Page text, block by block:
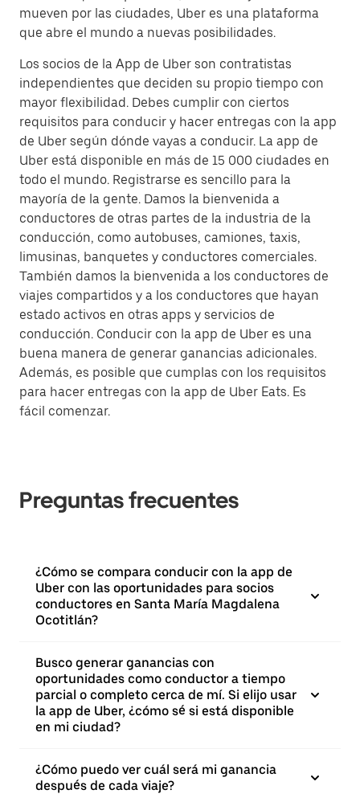
mueven por las ciudades, Uber es una plataforma
que abre el mundo a nuevas posibilidades.
Los socios de la App de Uber son contratistas
independientes que deciden su propio tiempo con
mayor flexibilidad. Debes cumplir con ciertos
requisitos para conducir y hacer entregas con la app
de Uber según dónde vayas a conducir. La app de
Uber está disponible en más de 15 000 ciudades en
todo el mundo. Registrarse es sencillo para la
mayoría de la gente. Damos la bienvenida a
conductores de otras partes de la industria de la
conducción, como autobuses, camiones, taxis,
limusinas, banquetes y conductores comerciales.
También damos la bienvenida a los conductores de
viajes compartidos y a los conductores que hayan
estado activos en otras apps y servicios de
conducción. Conducir con la app de Uber es una
buena manera de generar ganancias adicionales.
Además, es posible que cumplas con los requisitos
para hacer entregas con la app de Uber Eats. Es
fácil comenzar.
Preguntas frecuentes
¿Cómo se compara conducir con la app de
Uber con las oportunidades para socios
conductores en Santa María Magdalena
Ocotitlán?
Busco generar ganancias con
oportunidades como conductor a tiempo
parcial o completo cerca de mí. Si elijo usar
la app de Uber, ¿cómo sé si está disponible
en mi ciudad?
¿Cómo puedo ver cuál será mi ganancia
después de cada viaje?